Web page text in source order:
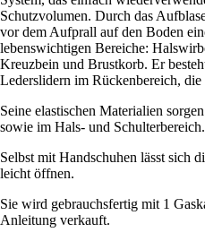
Schutzvolumen. Durch das
vor dem Aufprall auf den Boden
lebenswichtigen Bereiche:
Kreuzbein und Brustkorb. Er
Lederslidern im Rückenbereich, die
Seine elastischen Materialien
sowie im Hals- und Schulterbereich.
Selbst mit Handschuhen lässt sich
leicht öffnen.
Sie wird gebrauchsfertig mit 1
Anleitung verkauft.